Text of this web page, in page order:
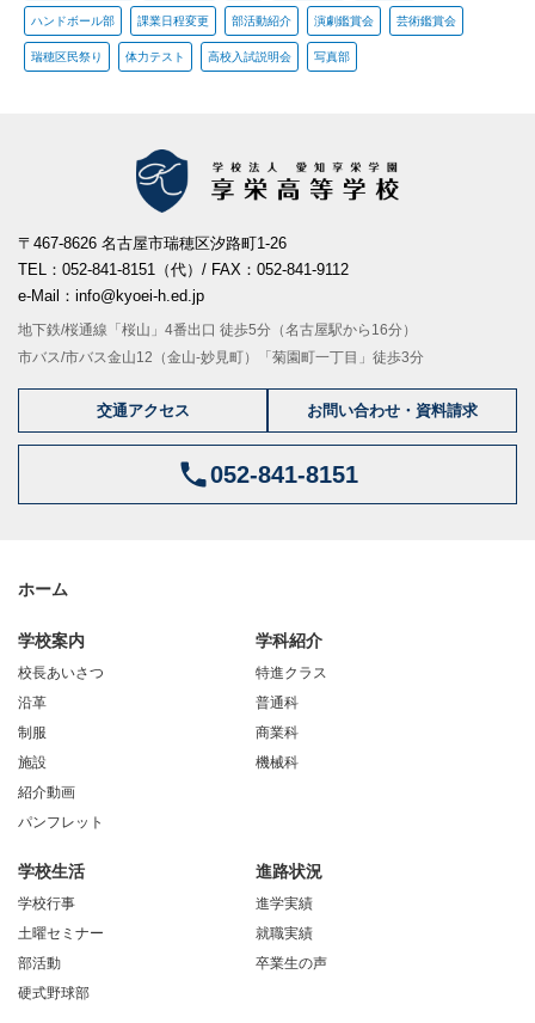
ハンドボール部 課業日程変更 部活動紹介 演劇鑑賞会 芸術鑑賞会
瑞穂区民祭り 体力テスト 高校入試説明会 写真部
〒467-8626 名古屋市瑞穂区汐路町1-26
TEL：052-841-8151（代）/ FAX：052-841-9112
e-Mail：info@kyoei-h.ed.jp
地下鉄/桜通線「桜山」4番出口 徒歩5分（名古屋駅から16分）
市バス/市バス金山12（金山-妙見町）「菊園町一丁目」徒歩3分
交通アクセス お問い合わせ・資料請求
052-841-8151
ホーム
学校案内
校長あいさつ
沿革
制服
施設
紹介動画
パンフレット
学科紹介
特進クラス
普通科
商業科
機械科
学校生活
学校行事
土曜セミナー
部活動
硬式野球部
進路状況
進学実績
就職実績
卒業生の声